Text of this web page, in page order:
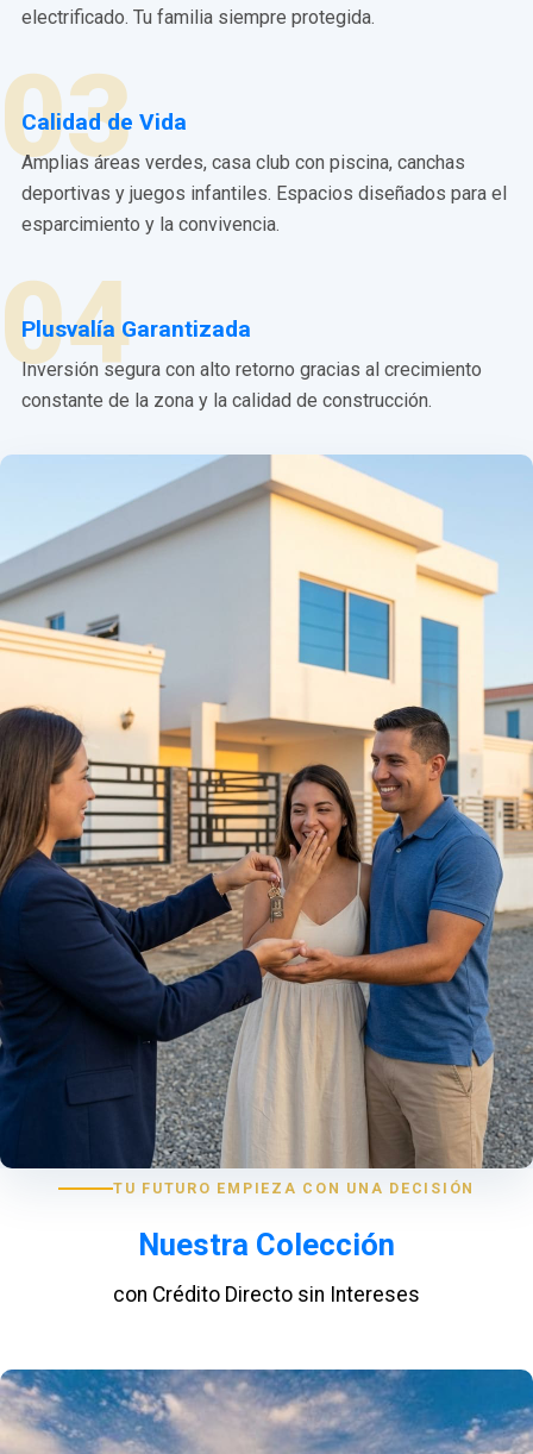
electrificado. Tu familia siempre protegida.
03
Calidad de Vida
Amplias áreas verdes, casa club con piscina, canchas
deportivas y juegos infantiles. Espacios diseñados para el
esparcimiento y la convivencia.
04
Plusvalía Garantizada
Inversión segura con alto retorno gracias al crecimiento
constante de la zona y la calidad de construcción.
TU FUTURO EMPIEZA CON UNA DECISIÓN
Nuestra Colección
con Crédito Directo sin Intereses